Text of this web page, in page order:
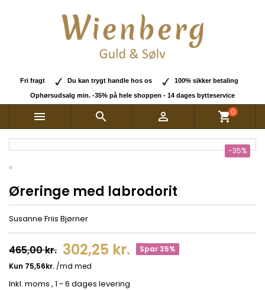
Fri fragt Du kan trygt handle hos os 100% sikker betaling
Ophørsudsalg min. -35% på hele shoppen - 14 dages bytteservice
   shopping_cart0
-35%
Øreringe med labrodorit
Susanne Friis Bjørner
465,00 kr. 302,25 kr. Spar 35%
Inkl. moms , 1 - 6 dages levering